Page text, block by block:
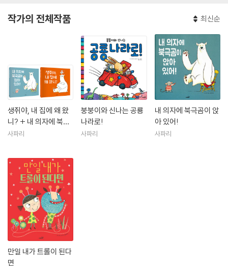
작가의 전체작품 최신순
생쥐야, 내 집에 왜 왔
니? + 내 의자에 북극
곰이 앉아 있어!
사파리
붕붕이와 신나는 공룡
나라로!
사파리
내 의자에 북극곰이 앉
아 있어!
사파리
만일 내가 트롤이 된다
면